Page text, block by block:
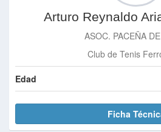
Arturo Reynaldo
ASOC. PACEÑA
Club de Tenis
Edad
Ficha